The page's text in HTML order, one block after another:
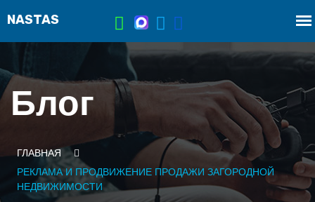
Блог
ГЛАВНАЯ
РЕКЛАМА И ПРОДВИЖЕНИЕ ПРОДАЖИ ЗАГОРОДНОЙ
НЕДВИЖИМОСТИ